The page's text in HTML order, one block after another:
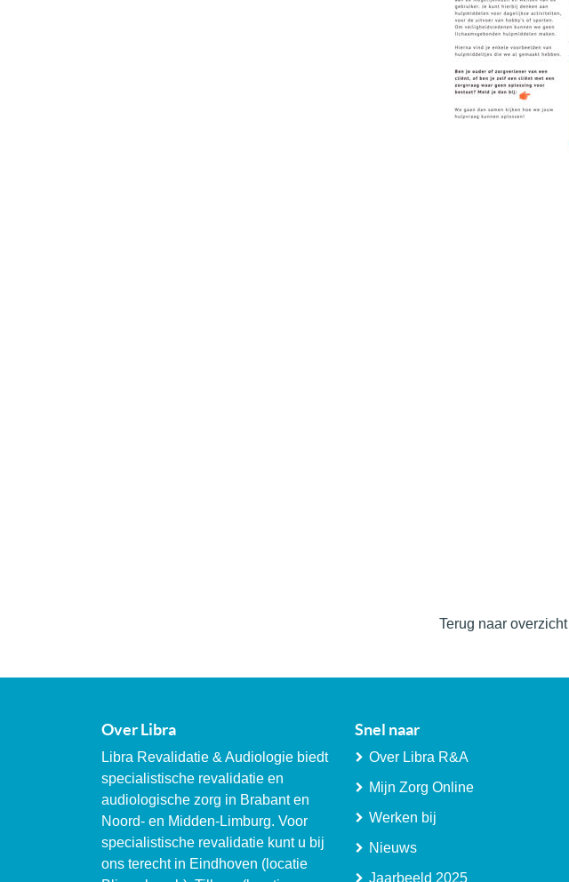
Terug naar overzicht
Over Libra
Libra Revalidatie & Audiologie biedt
specialistische revalidatie en
audiologische zorg in Brabant en
Noord- en Midden-Limburg. Voor
specialistische revalidatie kunt u bij
ons terecht in Eindhoven (locatie
Snel naar
Over Libra R&A
Mijn Zorg Online
Werken bij
Nieuws
Jaarbeeld 2025